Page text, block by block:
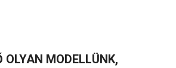
OLYAN MODELLÜNK,